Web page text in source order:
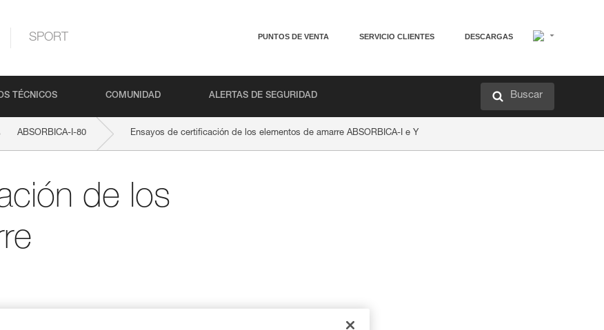
SPORT PUNTOS DE VENTA SERVICIO CLIENTES DESCARGAS
TÉCNICOS COMUNIDAD ALERTAS DE SEGURIDAD Buscar
ABSORBICA-I-80 Ensayos de certificación de los elementos de amarre ABSORBICA-I e Y
de los
e Y están certificados según varias